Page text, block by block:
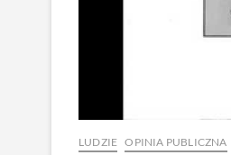
LUDZIE OPINIA PUBLICZNA